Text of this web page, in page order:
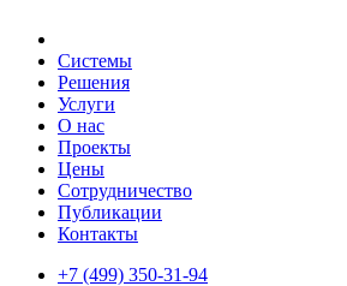
Системы
Решения
Услуги
О нас
Проекты
Цены
Сотрудничество
Публикации
Контакты
+7 (499) 350-31-94